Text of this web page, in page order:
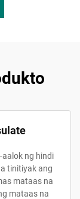
ng hindi
tinitiyak ang
mataas na
mataas na